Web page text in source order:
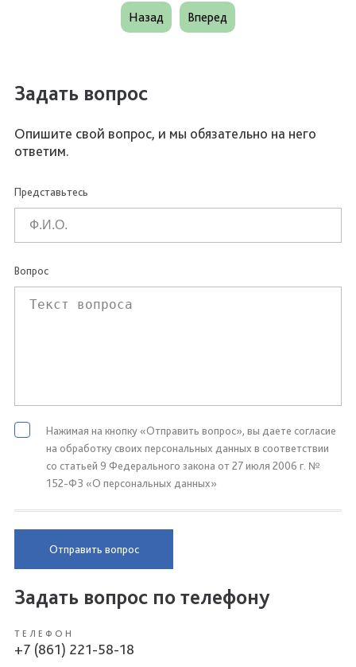
Назад Вперед
Задать вопрос
Опишите свой вопрос, и мы обязательно на него
ответим.
Представьтесь
Вопрос
Нажимая на кнопку «Отправить вопрос», вы даете согласие
на обработку своих персональных данных в соответствии
со статьей 9 Федерального закона от 27 июля 2006 г. №
152-ФЗ «О персональных данных»
Отправить вопрос
Задать вопрос по телефону
ТЕЛЕФОН
+7 (861) 221-58-18